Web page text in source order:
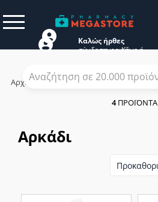
Καλώς ήρθες
Κάνε
σύνδεση ή
εγγραφή
Αρχική / Εταιρίες Αρκάδι
4ΠΡΟΪΌΝΤΑ
Αρκάδι